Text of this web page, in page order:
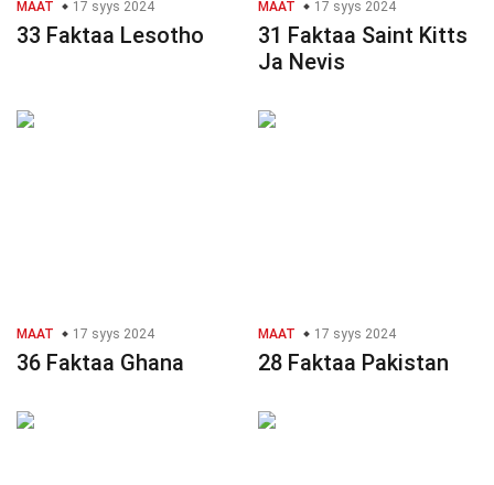
MAAT 17 syys 2024
33 Faktaa Lesotho
MAAT 17 syys 2024
31 Faktaa Saint Kitts
Ja Nevis
MAAT 17 syys 2024
36 Faktaa Ghana
MAAT 17 syys 2024
28 Faktaa Pakistan